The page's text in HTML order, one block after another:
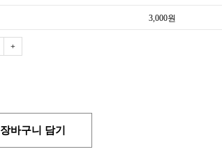
3,000원
+
장바구니 담기